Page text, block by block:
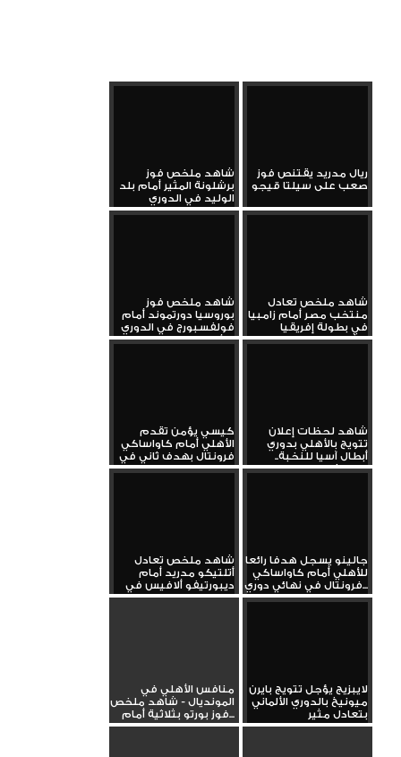
ريال مدريد يقتنص فوز
صعب على سيلتا قيجو
شاهد ملخص فوز
برشلونة المثير أمام بلد
الوليد في الدوري
الإسباني...
شاهد ملخص تعادل
منتخب مصر أمام زامبيا
في بطولة إفريقيا
للشباب
شاهد ملخص فوز
بوروسيا دورتموند أمام
فولفسبورج في الدوري
الألماني...
شاهد لحظات إعلان
تتويج بالأهلي بدوري
أبطال آسيا للنخبة..
واحتفالات...
كيسي يؤمن تقدم
الأهلي أمام كاواساكي
فرونتال بهدف ثاني في
نهائي...
جالينو يسجل هدفا رائعا
للأهلي أمام كاواساكي
فرونتال في نهائي دوري...
شاهد ملخص تعادل
أتلتيكو مدريد أمام
ديبورتيفو ألافيس في
الدوري...
لايبزيج يؤجل تتويج بايرن
ميونيخ بالدوري الألماني
بتعادل مثير
منافس الأهلي في
المونديال - شاهد ملخص
فوز بورتو بثلاثية أمام...